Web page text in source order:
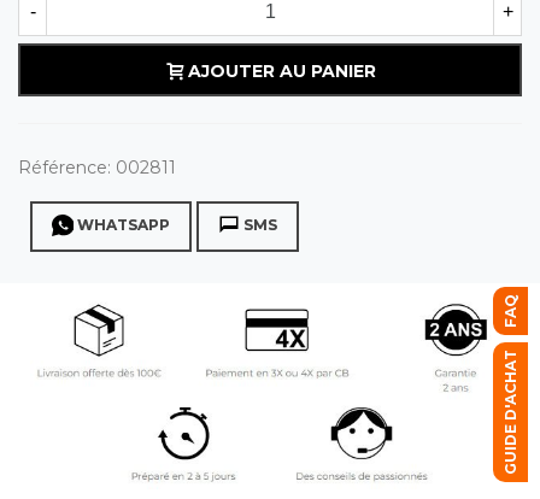
- +
AJOUTER AU PANIER
Référence: 002811
WHATSAPP SMS
FAQ
GUIDE D'ACHAT